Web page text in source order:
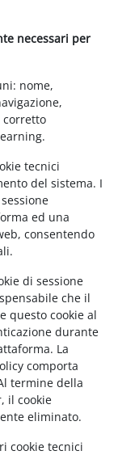
necessari per
nome,
corretto
tecnici
del sistema. I
ed una
consentendo
di sessione
che il
questo cookie al
durante
La
comporta
termine della
il cookie
eliminato.
cookie tecnici